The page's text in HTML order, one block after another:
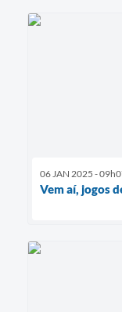
06 JAN 2025 -
Vem aí, jogos